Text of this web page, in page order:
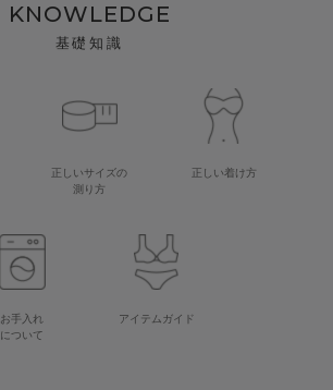
KNOWLEDGE
基礎知識
正しいサイズの
測り方
正しい着け方
お手入れ
について
アイテムガイド